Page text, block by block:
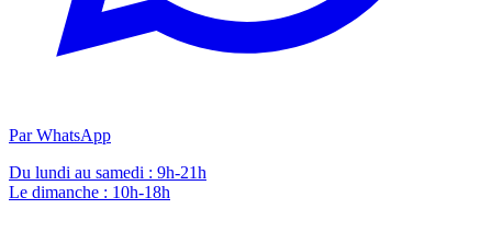
Par WhatsApp
Du lundi au samedi : 9h-21h
Le dimanche : 10h-18h